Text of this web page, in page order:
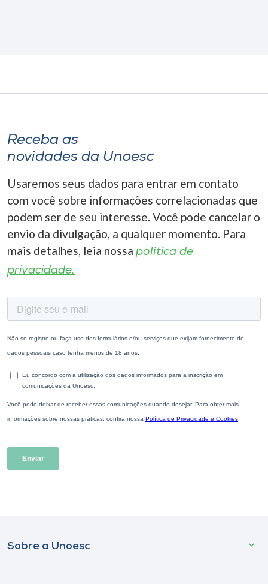
Receba as
novidades da Unoesc
Usaremos seus dados para entrar em contato
com você sobre informações correlacionadas que
podem ser de seu interesse. Você pode cancelar o
envio da divulgação, a qualquer momento. Para
mais detalhes, leia nossa política de
privacidade.
Sobre a Unoesc